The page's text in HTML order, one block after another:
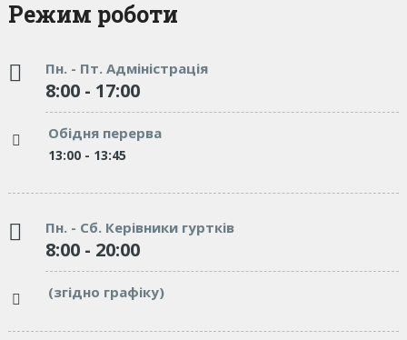
Режим роботи
Пн. - Пт. Адміністрація
8:00 - 17:00
Обідня перерва
13:00 - 13:45
Пн. - Сб. Керівники гуртків
8:00 - 20:00
(згідно графіку)